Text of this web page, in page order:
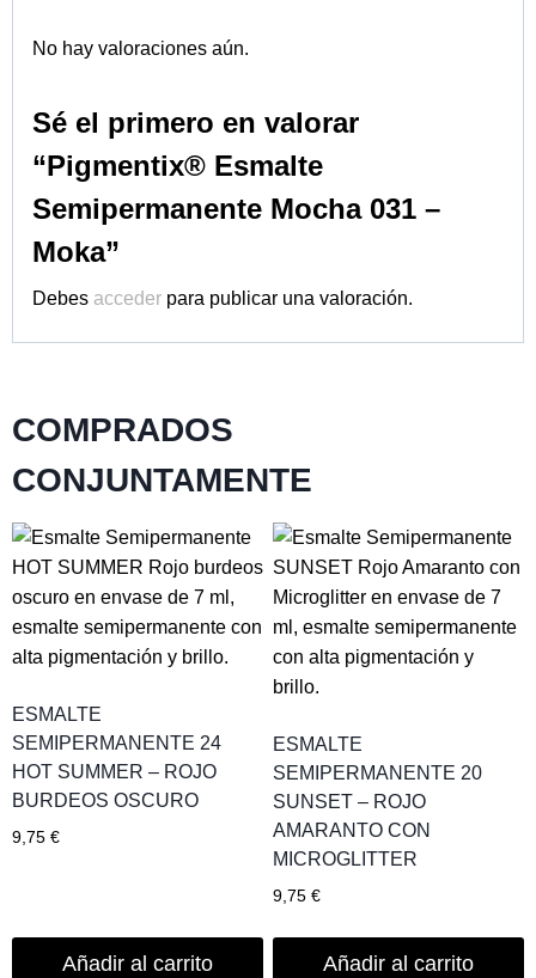
No hay valoraciones aún.
Sé el primero en valorar
“Pigmentix® Esmalte
Semipermanente Mocha 031 –
Moka”
Debes acceder para publicar una valoración.
COMPRADOS
CONJUNTAMENTE
ESMALTE
SEMIPERMANENTE 24
HOT SUMMER – ROJO
BURDEOS OSCURO
9,75 €
Añadir al carrito
ESMALTE
SEMIPERMANENTE 20
SUNSET – ROJO
AMARANTO CON
MICROGLITTER
9,75 €
Añadir al carrito